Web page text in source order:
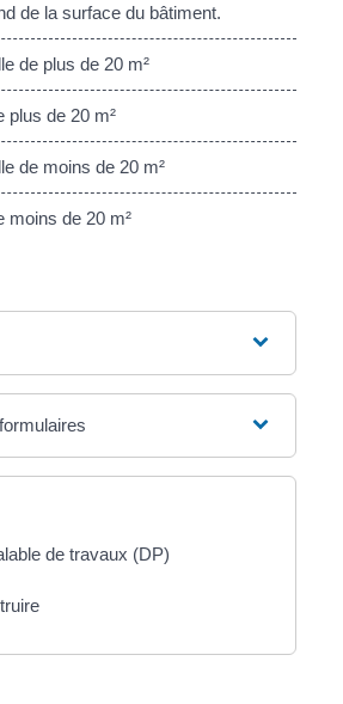
de la surface du bâtiment.
de plus de 20 m²
plus de 20 m²
de moins de 20 m²
moins de 20 m²
de travaux (DP)